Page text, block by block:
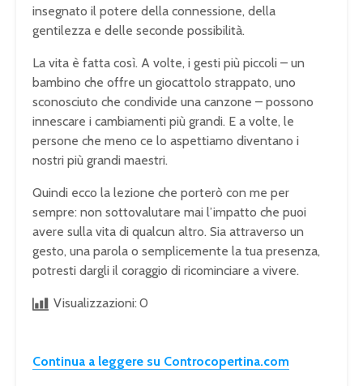
insegnato il potere della connessione, della
gentilezza e delle seconde possibilità.
La vita è fatta così. A volte, i gesti più piccoli – un
bambino che offre un giocattolo strappato, uno
sconosciuto che condivide una canzone – possono
innescare i cambiamenti più grandi. E a volte, le
persone che meno ce lo aspettiamo diventano i
nostri più grandi maestri.
Quindi ecco la lezione che porterò con me per
sempre: non sottovalutare mai l’impatto che puoi
avere sulla vita di qualcun altro. Sia attraverso un
gesto, una parola o semplicemente la tua presenza,
potresti dargli il coraggio di ricominciare a vivere.
Visualizzazioni: 0
Continua a leggere su Controcopertina.com